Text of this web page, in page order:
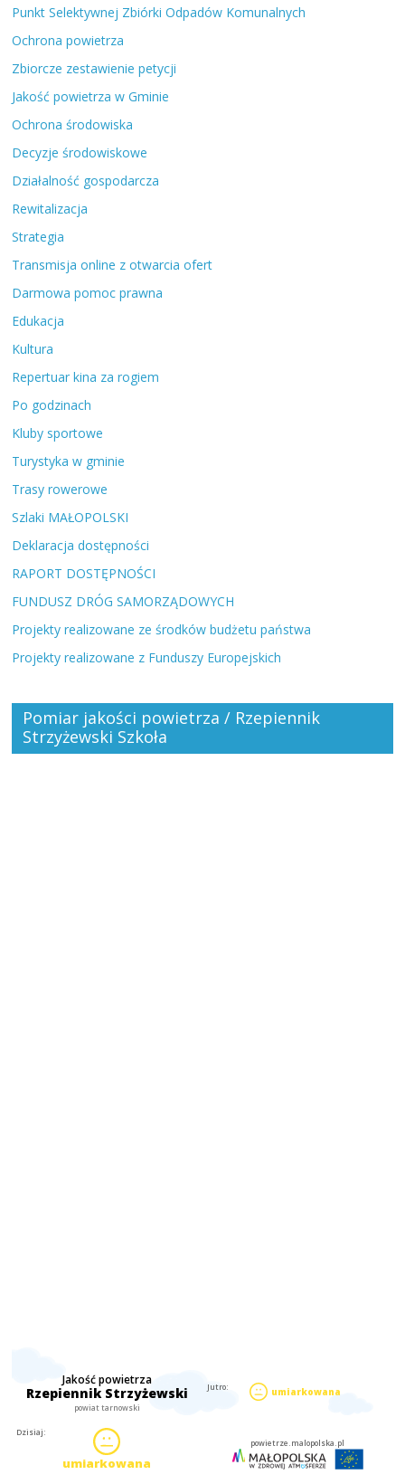
Punkt Selektywnej Zbiórki Odpadów Komunalnych
Ochrona powietrza
Zbiorcze zestawienie petycji
Jakość powietrza w Gminie
Ochrona środowiska
Decyzje środowiskowe
Działalność gospodarcza
Rewitalizacja
Strategia
Transmisja online z otwarcia ofert
Darmowa pomoc prawna
Edukacja
Kultura
Repertuar kina za rogiem
Po godzinach
Kluby sportowe
Turystyka w gminie
Trasy rowerowe
Szlaki MAŁOPOLSKI
Deklaracja dostępności
RAPORT DOSTĘPNOŚCI
FUNDUSZ DRÓG SAMORZĄDOWYCH
Projekty realizowane ze środków budżetu państwa
Projekty realizowane z Funduszy Europejskich
Pomiar jakości powietrza / Rzepiennik
Strzyżewski Szkoła